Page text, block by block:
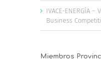
IVACE-ENERGÍA
Business
Miembros